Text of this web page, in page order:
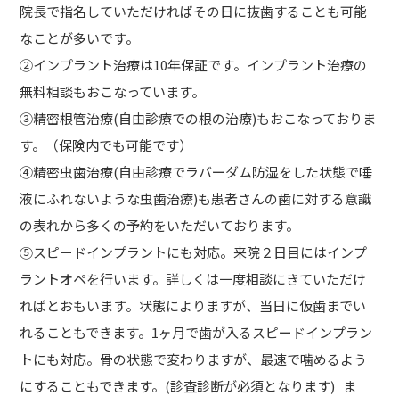
院長で指名していただければその日に抜歯することも可能
なことが多いです。
②インプラント治療は10年保証です。インプラント治療の
無料相談もおこなっています。
③精密根管治療(自由診療での根の治療)もおこなっておりま
す。（保険内でも可能です）
④精密虫歯治療(自由診療でラバーダム防湿をした状態で唾
液にふれないような虫歯治療)も患者さんの歯に対する意識
の表れから多くの予約をいただいております。
⑤スピードインプラントにも対応。来院２日目にはインプ
ラントオペを行います。詳しくは一度相談にきていただけ
ればとおもいます。状態によりますが、当日に仮歯までい
れることもできます。1ヶ月で歯が入るスピードインプラン
トにも対応。骨の状態で変わりますが、最速で噛めるよう
にすることもできます。(診査診断が必須となります) ま